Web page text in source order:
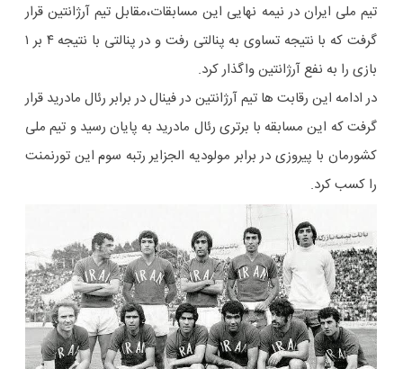
تیم ملی ایران در نیمه نهایی این مسابقات،مقابل تیم آرژانتین قرار
گرفت که با نتیجه تساوی به پنالتی رفت و در پنالتی با نتیجه ۴ بر ۱
بازی را به نفع آرژانتین واگذار کرد.
در ادامه این رقابت ها تیم آرژانتین در فینال در برابر رئال مادرید قرار
گرفت که این مسابقه با برتری رئال مادرید به پایان رسید و تیم ملی
کشورمان با پیروزی در برابر مولودیه الجزایر رتبه سوم این تورنمنت
را کسب کرد.